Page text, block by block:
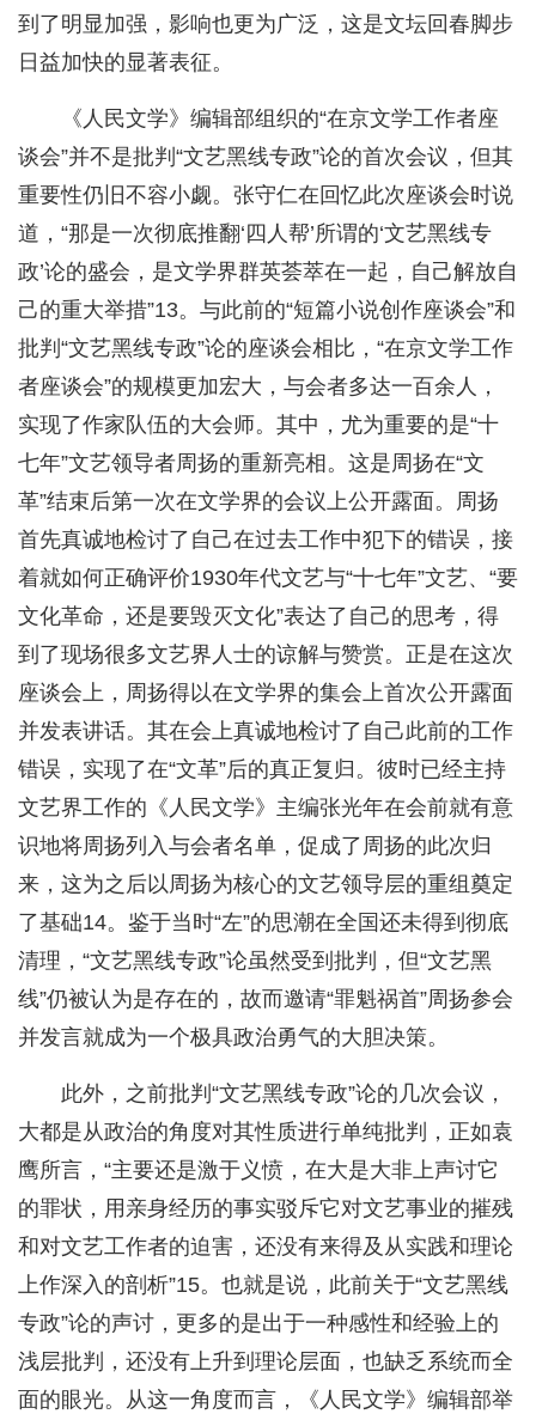
到了明显加强，影响也更为广泛，这是文坛回春脚步
日益加快的显著表征。
《人民文学》编辑部组织的“在京文学工作者座
谈会”并不是批判“文艺黑线专政”论的首次会议，但其
重要性仍旧不容小觑。张守仁在回忆此次座谈会时说
道，“那是一次彻底推翻‘四人帮’所谓的‘文艺黑线专
政’论的盛会，是文学界群英荟萃在一起，自己解放自
己的重大举措”13。与此前的“短篇小说创作座谈会”和
批判“文艺黑线专政”论的座谈会相比，“在京文学工作
者座谈会”的规模更加宏大，与会者多达一百余人，
实现了作家队伍的大会师。其中，尤为重要的是“十
七年”文艺领导者周扬的重新亮相。这是周扬在“文
革”结束后第一次在文学界的会议上公开露面。周扬
首先真诚地检讨了自己在过去工作中犯下的错误，接
着就如何正确评价1930年代文艺与“十七年”文艺、“要
文化革命，还是要毁灭文化”表达了自己的思考，得
到了现场很多文艺界人士的谅解与赞赏。正是在这次
座谈会上，周扬得以在文学界的集会上首次公开露面
并发表讲话。其在会上真诚地检讨了自己此前的工作
错误，实现了在“文革”后的真正复归。彼时已经主持
文艺界工作的《人民文学》主编张光年在会前就有意
识地将周扬列入与会者名单，促成了周扬的此次归
来，这为之后以周扬为核心的文艺领导层的重组奠定
了基础14。鉴于当时“左”的思潮在全国还未得到彻底
清理，“文艺黑线专政”论虽然受到批判，但“文艺黑
线”仍被认为是存在的，故而邀请“罪魁祸首”周扬参会
并发言就成为一个极具政治勇气的大胆决策。
此外，之前批判“文艺黑线专政”论的几次会议，
大都是从政治的角度对其性质进行单纯批判，正如袁
鹰所言，“主要还是激于义愤，在大是大非上声讨它
的罪状，用亲身经历的事实驳斥它对文艺事业的摧残
和对文艺工作者的迫害，还没有来得及从实践和理论
上作深入的剖析”15。也就是说，此前关于“文艺黑线
专政”论的声讨，更多的是出于一种感性和经验上的
浅层批判，还没有上升到理论层面，也缺乏系统而全
面的眼光。从这一角度而言，《人民文学》编辑部举